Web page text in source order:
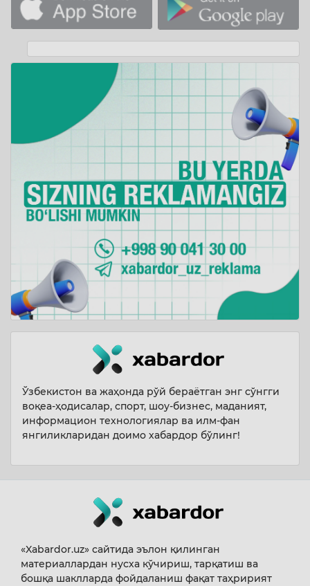
Ўзбекистон ва жаҳонда рўй бераётган энг сўнгги
воқеа-ҳодисалар, спорт, шоу-бизнес, маданият,
информацион технологиялар ва илм-фан
янгиликларидан доимо хабардор бўлинг!
«Xabardor.uz» сайтида эълон қилинган
материаллардан нусха кўчириш, тарқатиш ва
бошқа шаклларда фойдаланиш фақат таҳририят